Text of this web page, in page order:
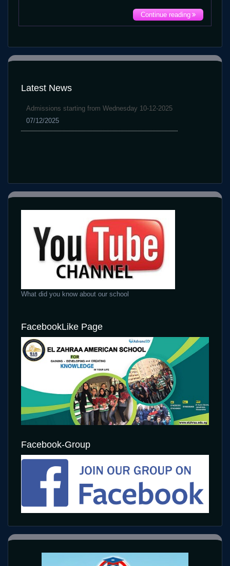
Latest News
Admissions starting from Wednesday 10-12-2025
07/12/2025
What did you know about our school
FacebookLike Page
Facebook-Group
Continue reading